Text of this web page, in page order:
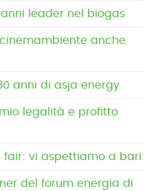
leader nel biogas
anche
anni di asja energy
legalità e profitto
fair: vi aspettiamo a bari
del forum energia di